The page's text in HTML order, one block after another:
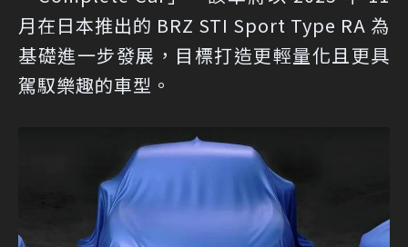
月在日本推出的 BRZ STI Sport Type RA 為
基礎進一步發展，目標打造更輕量化且更具
駕馭樂趣的車型。